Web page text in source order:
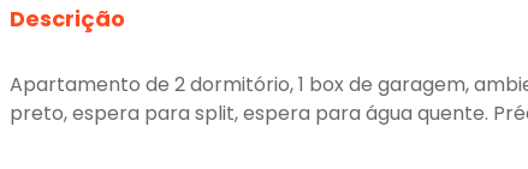
Descrição
Apartamento de 2 dormitório, 1 box de garagem,
preto, espera para split, espera para água quente.